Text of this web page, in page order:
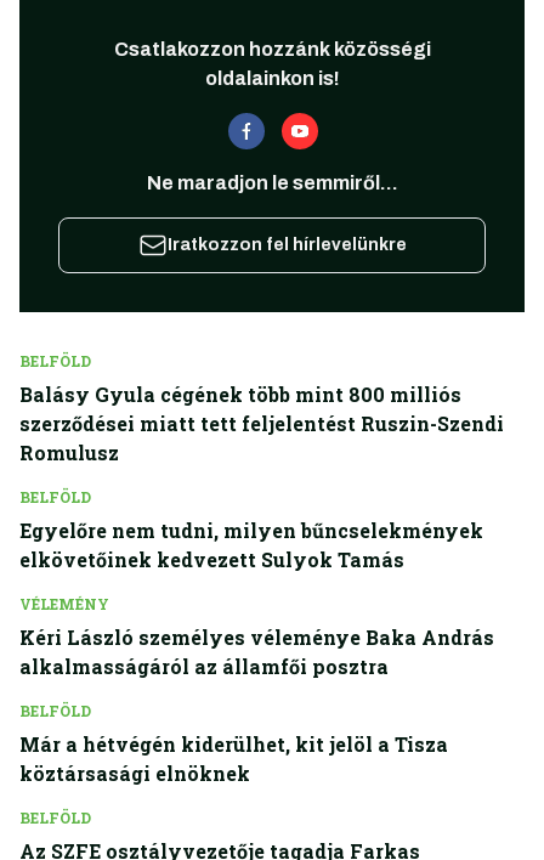
Csatlakozzon hozzánk közösségi
oldalainkon is!
Ne maradjon le semmiről...
Iratkozzon fel hírlevelünkre
BELFÖLD
Balásy Gyula cégének több mint 800 milliós
szerződései miatt tett feljelentést Ruszin-Szendi
Romulusz
BELFÖLD
Egyelőre nem tudni, milyen bűncselekmények
elkövetőinek kedvezett Sulyok Tamás
VÉLEMÉNY
Kéri László személyes véleménye Baka András
alkalmasságáról az államfői posztra
BELFÖLD
Már a hétvégén kiderülhet, kit jelöl a Tisza
köztársasági elnöknek
BELFÖLD
Az SZFE osztályvezetője tagadja Farkas